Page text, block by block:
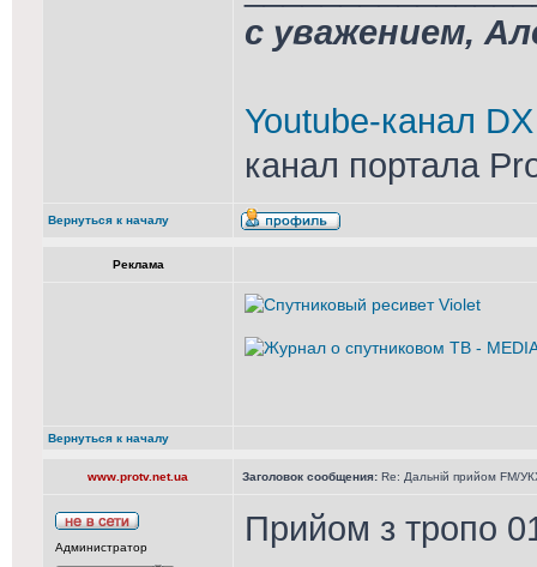
с уважением,
Youtube-канал
канал портала
Вернуться к началу
Реклама
Вернуться к началу
www.protv.net.ua Заголовок сообщения: Re: Дальній прийом FM/
Администратор Прийом з тропо